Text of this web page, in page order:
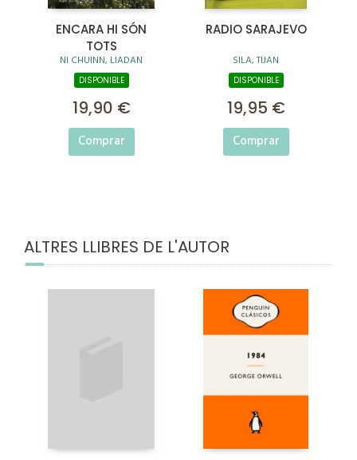
ENCARA HI SÓN
TOTS
NI CHUINN, LIADAN
DISPONIBLE
19,90 €
Comprar
RADIO SARAJEVO
SILA, TIJAN
DISPONIBLE
19,95 €
Comprar
ALTRES LLIBRES DE L'AUTOR